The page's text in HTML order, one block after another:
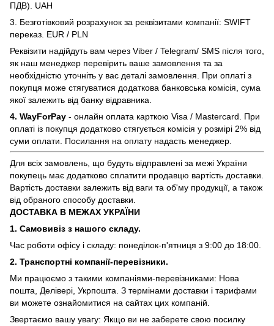
ПДВ). UAH
3. Безготівковий розрахунок за реквізитами компанії: SWIFT
переказ. EUR / PLN
Реквізити надійдуть вам через Viber / Telegram/ SMS після того,
як наш менеджер перевірить ваше замовлення та за
необхідністю уточніть у вас деталі замовлення. При оплаті з
покупця може стягуватися додаткова банковська комісія, сума
якої залежить від банку відравника.
4. WayForPay - онлайн оплата карткою Visa / Mastercard. При
оплаті із покупця додатково стягується комісія у розмірі 2% від
суми оплати. Посилання на оплату надасть менеджер.
Для всіх замовлень, що будуть відправлені за межі України
покупець має додатково сплатити продавцю вартість доставки.
Вартість доставки залежить від ваги та об'му продукції, а також
від обраного способу доставки.
ДОСТАВКА В МЕЖАХ УКРАЇНИ
1. Самовивіз з нашого складу.
Час роботи офісу і складу: понеділок-п'ятниця з 9:00 до 18:00.
2. Транспортні компанії-перевізники.
Ми працюємо з такими компаніями-перевізниками: Нова
пошта, Делівері, Укрпошта. З термінами доставки і тарифами
ви можете ознайомитися на сайтах цих компаній.
Звертаємо вашу увагу: Якщо ви не заберете свою посилку